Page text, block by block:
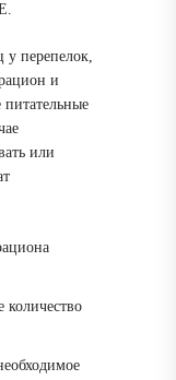
у перепелок,
и
питательные
или
количество